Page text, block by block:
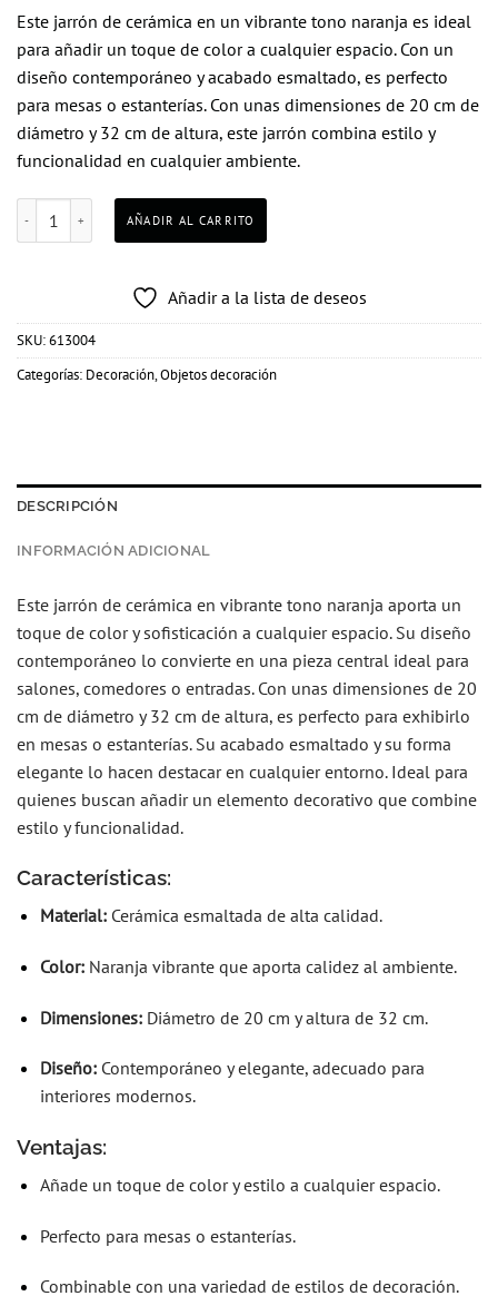
Este jarrón de cerámica en un vibrante tono naranja es ideal
para añadir un toque de color a cualquier espacio. Con un
diseño contemporáneo y acabado esmaltado, es perfecto
para mesas o estanterías. Con unas dimensiones de 20 cm de
diámetro y 32 cm de altura, este jarrón combina estilo y
funcionalidad en cualquier ambiente.
JARRÓN NARANJA CERÁMICA DECORACIÓN 20 X 20 X 32 CM cantidad
AÑADIR AL CARRITO
Añadir a la lista de deseos
SKU:613004
Categorías: Decoración,Objetos decoración
DESCRIPCIÓN
INFORMACIÓN ADICIONAL
Este jarrón de cerámica en vibrante tono naranja aporta un
toque de color y sofisticación a cualquier espacio. Su diseño
contemporáneo lo convierte en una pieza central ideal para
salones, comedores o entradas. Con unas dimensiones de 20
cm de diámetro y 32 cm de altura, es perfecto para exhibirlo
en mesas o estanterías. Su acabado esmaltado y su forma
elegante lo hacen destacar en cualquier entorno. Ideal para
quienes buscan añadir un elemento decorativo que combine
estilo y funcionalidad.
Características:
Material: Cerámica esmaltada de alta calidad.
Color: Naranja vibrante que aporta calidez al ambiente.
Dimensiones: Diámetro de 20 cm y altura de 32 cm.
Diseño: Contemporáneo y elegante, adecuado para
interiores modernos.
Ventajas:
Añade un toque de color y estilo a cualquier espacio.
Perfecto para mesas o estanterías.
Combinable con una variedad de estilos de decoración.